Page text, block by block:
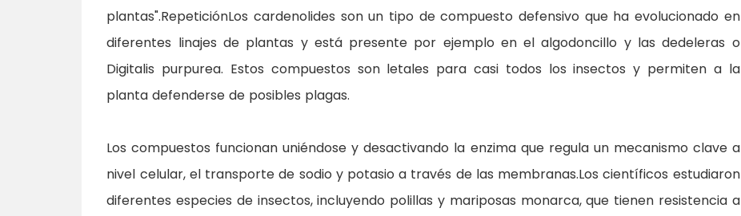
plantas".RepeticiónLos cardenolides son un tipo de compuesto defensivo que ha evolucionado en
diferentes linajes de plantas y está presente por ejemplo en el algodoncillo y las dedeleras o
Digitalis purpurea. Estos compuestos son letales para casi todos los insectos y permiten a la
planta defenderse de posibles plagas.
Los compuestos funcionan uniéndose y desactivando la enzima que regula un mecanismo clave a
nivel celular, el transporte de sodio y potasio a través de las membranas.Los científicos estudiaron
diferentes especies de insectos, incluyendo polillas y mariposas monarca, que tienen resistencia a